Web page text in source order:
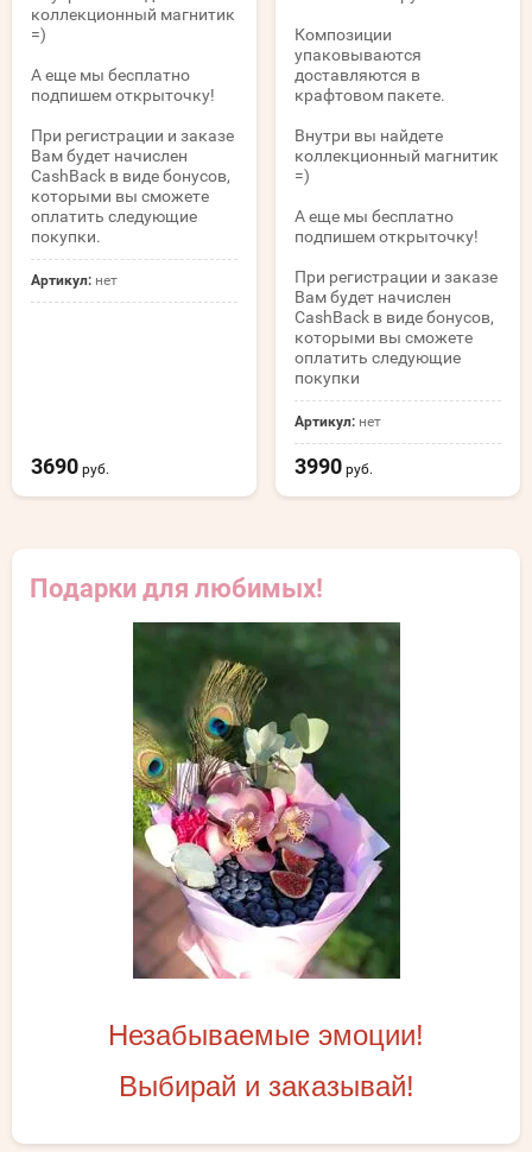
Подарки для любимых!
Незабываемые эмоции!
Выбирай и заказывай!
коллекционный магнитик
=)
А еще мы бесплатно
подпишем открыточку!
При регистрации и заказе
Вам будет начислен
CashBack в виде бонусов,
которыми вы сможете
оплатить следующие
покупки.
Артикул: нет
3690 руб.
Композиции
упаковываются
доставляются в
крафтовом пакете.
Внутри вы найдете
коллекционный магнитик
=)
А еще мы бесплатно
подпишем открыточку!
При регистрации и заказе
Вам будет начислен
CashBack в виде бонусов,
которыми вы сможете
оплатить следующие
покупки
Артикул: нет
3990 руб.